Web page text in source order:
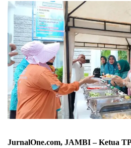
JurnalOne.com, JAMBI – Ketua